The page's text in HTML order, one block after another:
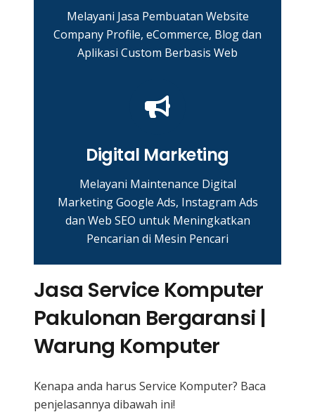
Melayani Jasa Pembuatan Website
Company Profile, eCommerce, Blog dan
Aplikasi Custom Berbasis Web
Digital Marketing
Melayani Maintenance Digital
Marketing Google Ads, Instagram Ads
dan Web SEO untuk Meningkatkan
Pencarian di Mesin Pencari
Jasa Service Komputer
Pakulonan Bergaransi |
Warung Komputer
Kenapa anda harus Service Komputer? Baca
penjelasannya dibawah ini!